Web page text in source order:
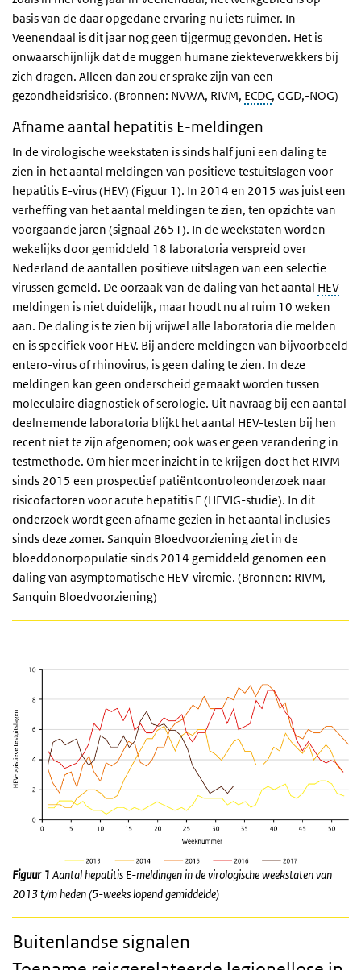
basis van de daar opgedane ervaring nu iets ruimer. In
Veenendaal is dit jaar nog geen tijgermug gevonden. Het is
onwaarschijnlijk dat de muggen humane ziekteverwekkers bij
zich dragen. Alleen dan zou er sprake zijn van een
gezondheidsrisico. (Bronnen: NVWA, RIVM, ECDC, GGD,-NOG)
Afname aantal hepatitis E-meldingen
In de virologische weekstaten is sinds half juni een daling te
zien in het aantal meldingen van positieve testuitslagen voor
hepatitis E-virus (HEV) (Figuur 1). In 2014 en 2015 was juist een
verheffing van het aantal meldingen te zien, ten opzichte van
voorgaande jaren (signaal 2651). In de weekstaten worden
wekelijks door gemiddeld 18 laboratoria verspreid over
Nederland de aantallen positieve uitslagen van een selectie
virussen gemeld. De oorzaak van de daling van het aantal HEV-
meldingen is niet duidelijk, maar houdt nu al ruim 10 weken
aan. De daling is te zien bij vrijwel alle laboratoria die melden
en is specifiek voor HEV. Bij andere meldingen van bijvoorbeeld
entero-virus of rhinovirus, is geen daling te zien. In deze
meldingen kan geen onderscheid gemaakt worden tussen
moleculaire diagnostiek of serologie. Uit navraag bij een aantal
deelnemende laboratoria blijkt het aantal HEV-testen bij hen
recent niet te zijn afgenomen; ook was er geen verandering in
testmethode. Om hier meer inzicht in te krijgen doet het RIVM
sinds 2015 een prospectief patiëntcontroleonderzoek naar
risicofactoren voor acute hepatitis E (HEVIG-studie). In dit
onderzoek wordt geen afname gezien in het aantal inclusies
sinds deze zomer. Sanquin Bloedvoorziening ziet in de
bloeddonorpopulatie sinds 2014 gemiddeld genomen een
daling van asymptomatische HEV-viremie. (Bronnen: RIVM,
Sanquin Bloedvoorziening)
Figuur 1 Aantal hepatitis E-meldingen in de virologische weekstaten van
2013 t/m heden (5-weeks lopend gemiddelde)
Buitenlandse signalen